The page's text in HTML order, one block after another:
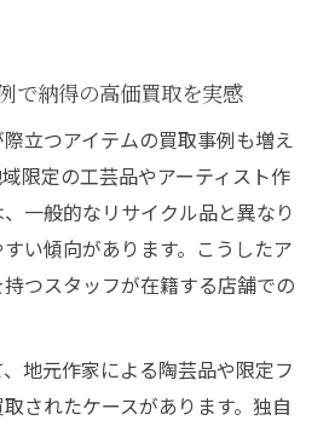
で納得の高価買取を実感
立つアイテムの買取事例も増え
限定の工芸品やアーティスト作
一般的なリサイクル品と異なり
い傾向があります。こうしたア
つスタッフが在籍する店舗での
地元作家による陶芸品や限定フ
されたケースがあります。独自